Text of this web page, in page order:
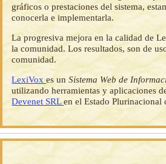
gráficos o prestaciones del sistema,
conocerla e implementarla.
La progresiva mejora en la calidad de
la comunidad. Los resultados, son de
comunidad.
LexiVoxes unSistema Web de
utilizando herramientas y aplicaciones
Devenet SRLen el Estado Plurinacional